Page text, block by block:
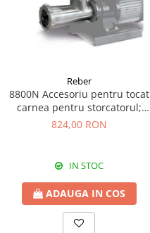
Reber
8800N Accesoriu pentru tocat
carnea pentru storcatorul;
electric Reber 9000N
824,00 RON
IN STOC
ADAUGA IN COS